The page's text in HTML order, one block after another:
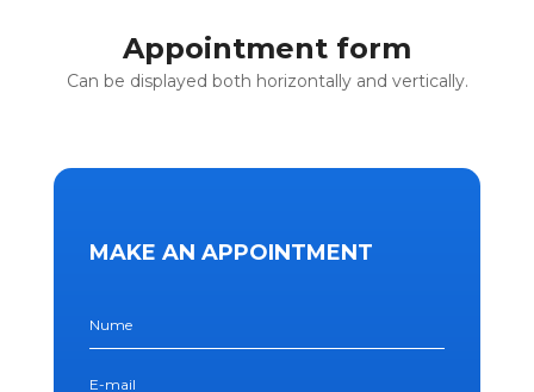
Appointment form
Can be displayed both horizontally and vertically.
MAKE AN APPOINTMENT
Nume
E-mail